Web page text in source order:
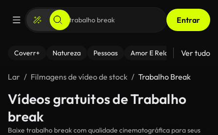
Entrar
Coverr+ Natureza Pessoas Amor E Relacionamentos
Ver tudo
Lar Filmagens de vídeo de stock Trabalho Break
Vídeos gratuitos de Trabalho
break
Baixe trabalho break com qualidade cinematográfica para seus